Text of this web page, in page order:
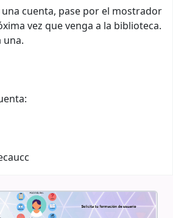
cuenta, pase por el mostrador
vez que venga a la biblioteca.
una.